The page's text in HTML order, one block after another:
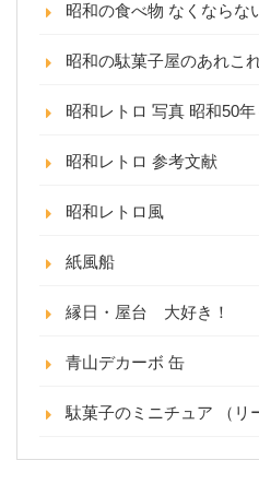
昭和の食べ物 なくならな
昭和の駄菓子屋のあれこ
昭和レトロ 写真 昭和50年
昭和レトロ 参考文献
昭和レトロ風
紙風船
縁日・屋台 大好き！
青山デカーボ 缶
駄菓子のミニチュア （リ